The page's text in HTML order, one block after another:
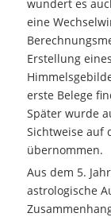
wundert es
eine
Erstellung
erste Belege
Später wurde
Sichtweise auf
übernommen.
Aus dem 5.
astrologische